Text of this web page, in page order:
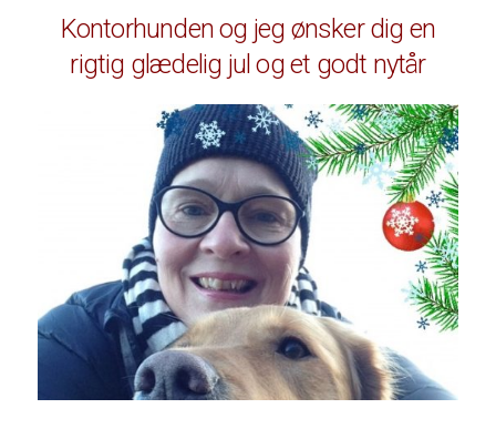
Kontorhunden og jeg ønsker dig en
rigtig glædelig jul og et godt nytår